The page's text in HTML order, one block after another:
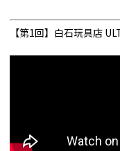
【第1回】白石玩具店